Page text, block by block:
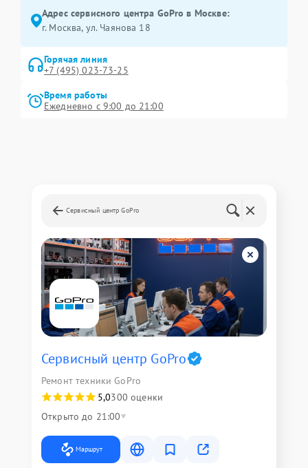
Адрес сервисного центра GoPro в Москве:
г. Москва, ул. Чаянова 18
Горячая линия
+7 (495) 023-73-25
Время работы
Ежедневно с 9:00 до 21:00
Сервисный центр GoPro
Сервисный центр GoPro
Ремонт техники GoPro
5,0300 оценки
Открыто до 21:00
Маршрут